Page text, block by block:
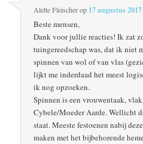
Alette Fleischerop 17 augustus
Beste mensen,
Dank voor jullie reacties! Ik zat
tuingereedschap was, dat ik niet
spinnen van wol of van vlas
lijkt me inderdaad het meest
ik nog opzoeken.
Spinnen is een vrouwentaak,
Cybele/Moeder Aarde. Wellicht
staat. Meeste festoenen nabij
maken met het bijbehorende